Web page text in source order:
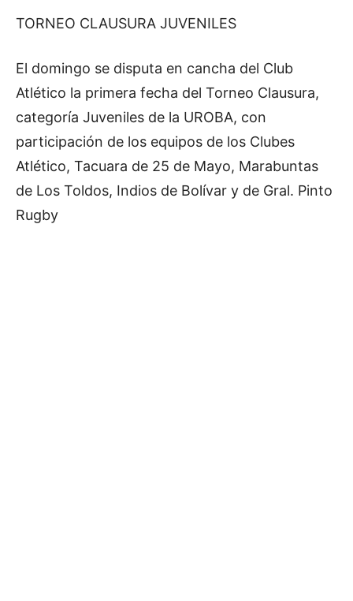
TORNEO CLAUSURA JUVENILES
El domingo se disputa en cancha del Club
Atlético la primera fecha del Torneo Clausura,
categoría Juveniles de la UROBA, con
participación de los equipos de los Clubes
Atlético, Tacuara de 25 de Mayo, Marabuntas
de Los Toldos, Indios de Bolívar y de Gral. Pinto
Rugby